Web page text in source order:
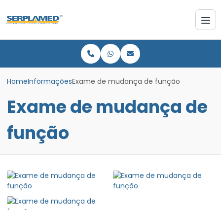
HomeInformaçõesExame de mudança de função
Exame de mudança de
função